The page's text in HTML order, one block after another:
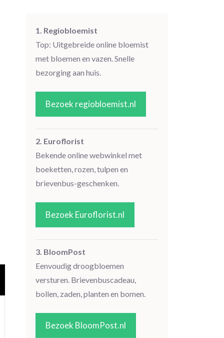
1. Regiobloemist
Top: Uitgebreide online bloemist
met bloemen en vazen. Snelle
bezorging aan huis.
Bezoek regiobloemist.nl
2. Euroflorist
Bekende online webwinkel met
boeketten, rozen, tulpen en
brievenbus-geschenken.
Bezoek Euroflorist.nl
3. BloomPost
Eenvoudig droogbloemen
versturen. Brievenbuscadeau,
bollen, zaden, planten en bomen.
Bezoek BloomPost.nl